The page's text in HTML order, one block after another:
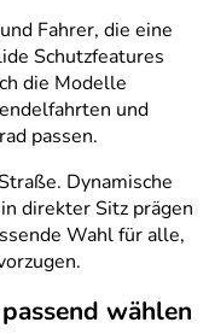
Fahrer, die eine
Schutzfeatures
die Modelle
und
passen.
Dynamische
direkter Sitz prägen
Wahl für alle,
wählen